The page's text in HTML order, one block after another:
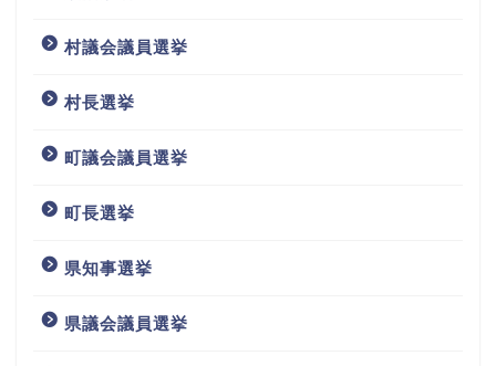
村議会議員選挙
村長選挙
町議会議員選挙
町長選挙
県知事選挙
県議会議員選挙